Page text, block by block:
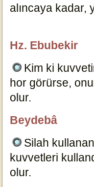
alıncaya kadar,
Hz. Ebubekir
Kim ki
hor görürse,
olur.
Beydebâ
Silah
kuvvetleri
olur.